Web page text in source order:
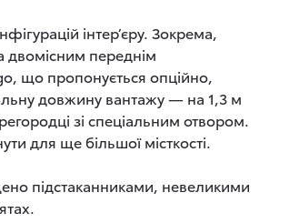
інтер’єру. Зокрема,
переднім
що пропонується опційно,
довжину вантажу — на 1,3 м
зі спеціальним отвором.
для ще більшої місткості.
підстаканниками, невеликими